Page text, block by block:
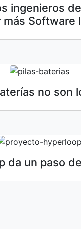
ingenieros
más Software
no son
da un paso